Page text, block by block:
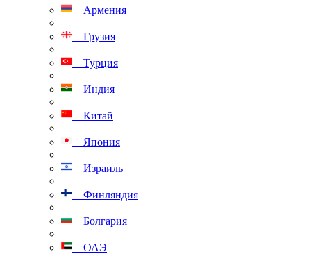
Армения
Грузия
Турция
Индия
Китай
Япония
Израиль
Финляндия
Болгария
ОАЭ